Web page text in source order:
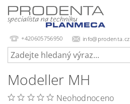
+420605756950 info@prodenta.cz
Modeller MH
Neohodnoceno